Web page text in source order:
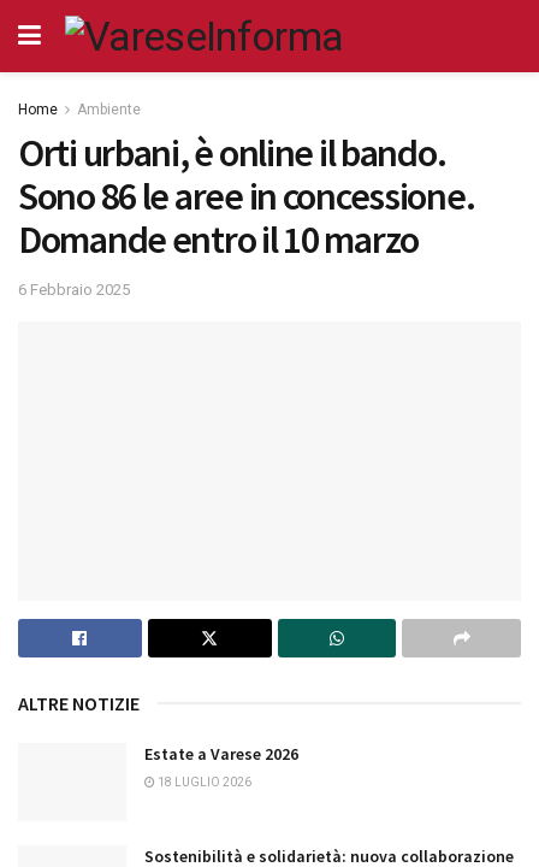
Home Ambiente
Orti urbani, è online il bando.
Sono 86 le aree in concessione.
Domande entro il 10 marzo
6 Febbraio 2025
ALTRE NOTIZIE
Estate a Varese 2026
18 LUGLIO 2026
Sostenibilità e solidarietà: nuova collaborazione